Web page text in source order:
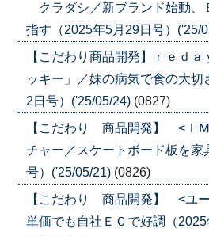
クラダシ／新ブランド始動、
指す（2025年5月29日号）('25/
【こだわり商品開発】ｒｅｄ
ッキー」／妹の病気で食の大
2日号）('25/05/24) (0827)
【こだわり 商品開発】 <Ｉ
チャー／スケートボード板を家
号）('25/05/21) (0826)
【こだわり 商品開発】 <ユ
単価でも自社ＥＣで好調（